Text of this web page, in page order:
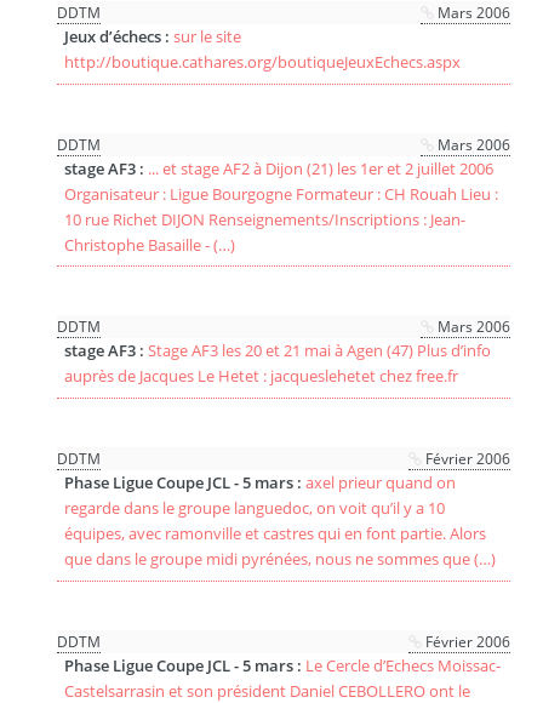
DDTM Mars 2006
Jeux d’échecs :sur le site
http://boutique.cathares.org/boutiqueJeuxEchecs.aspx
DDTM Mars 2006
stage AF3 : ... et stage AF2 à Dijon (21) les 1er et 2 juillet 2006
Organisateur : Ligue Bourgogne Formateur : CH Rouah Lieu :
10 rue Richet DIJON Renseignements/Inscriptions : Jean-
Christophe Basaille - (…)
DDTM Mars 2006
stage AF3 :Stage AF3 les 20 et 21 mai à Agen (47) Plus d’info
auprès de Jacques Le Hetet : jacqueslehetet chez free.fr
DDTM Février 2006
Phase Ligue Coupe JCL - 5 mars :axel prieur quand on
regarde dans le groupe languedoc, on voit qu’il y a 10
équipes, avec ramonville et castres qui en font partie. Alors
que dans le groupe midi pyrénées, nous ne sommes que (…)
DDTM Février 2006
Phase Ligue Coupe JCL - 5 mars : Le Cercle d’Echecs Moissac-
Castelsarrasin et son président Daniel CEBOLLERO ont le